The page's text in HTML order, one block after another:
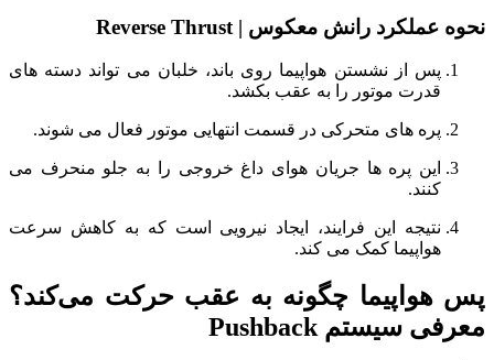
نحوه عملکرد رانش معکوس | Reverse Thrust
پس از نشستن هواپیما روی باند، خلبان می‌ تواند دسته‌ های
قدرت موتور را به عقب بکشد.
پره‌ های متحرکی در قسمت انتهایی موتور فعال می‌ شوند.
این پره‌ ها جریان هوای داغ خروجی را به جلو منحرف می‌
کنند.
نتیجه این فرایند، ایجاد نیرویی است که به کاهش سرعت
هواپیما کمک می‌ کند.
پس هواپیما چگونه به عقب حرکت می‌کند؟
معرفی سیستم Pushback